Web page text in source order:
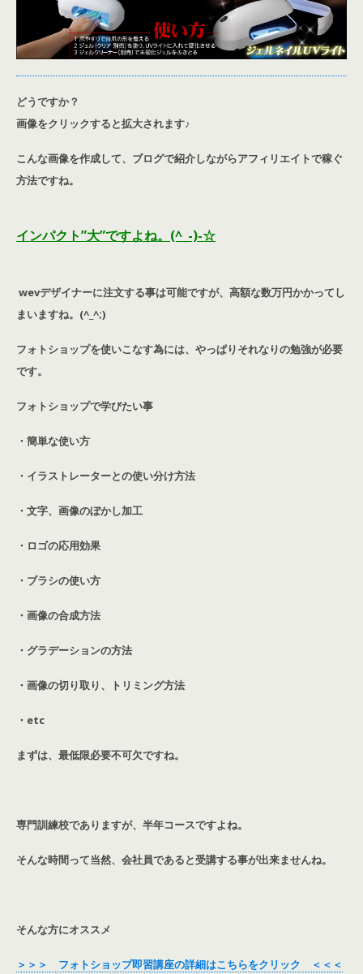
どうですか？
画像をクリックすると拡大されます♪
こんな画像を作成して、ブログで紹介しながらアフィリエイトで稼ぐ
方法ですね。
インパクト”大”ですよね。(^_-)-☆
wevデザイナーに注文する事は可能ですが、高額な数万円かかってし
まいますね。(^_^;)
フォトショップを使いこなす為には、やっぱりそれなりの勉強が必要
です。
フォトショップで学びたい事
・簡単な使い方
・イラストレーターとの使い分け方法
・文字、画像のぼかし加工
・ロゴの応用効果
・ブラシの使い方
・画像の合成方法
・グラデーションの方法
・画像の切り取り、トリミング方法
・etc
まずは、最低限必要不可欠ですね。
専門訓練校でありますが、半年コースですよね。
そんな時間って当然、会社員であると受講する事が出来ませんね。
そんな方にオススメ
＞＞＞ フォトショップ即習講座の詳細はこちらをクリック ＜＜＜